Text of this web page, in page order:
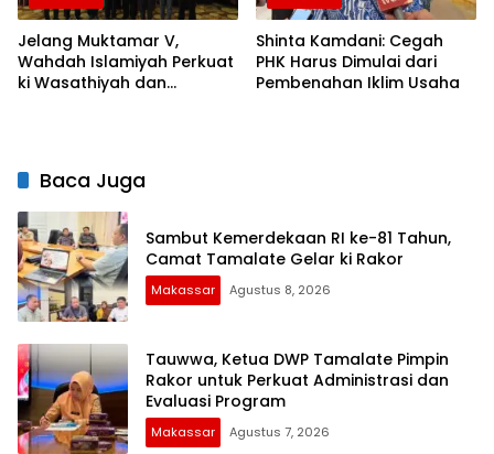
Jelang Muktamar V,
Wahdah Islamiyah Perkuat
ki Wasathiyah dan
Shinta Kamdani: Cegah
PHK Harus Dimulai dari
Pembenahan Iklim Usaha
Baca Juga
Sambut Kemerdekaan RI ke-81 Tahun,
Camat Tamalate Gelar ki Rakor
Makassar Agustus 8, 2026
Tauwwa, Ketua DWP Tamalate Pimpin
Rakor untuk Perkuat Administrasi dan
Evaluasi Program
Makassar Agustus 7, 2026